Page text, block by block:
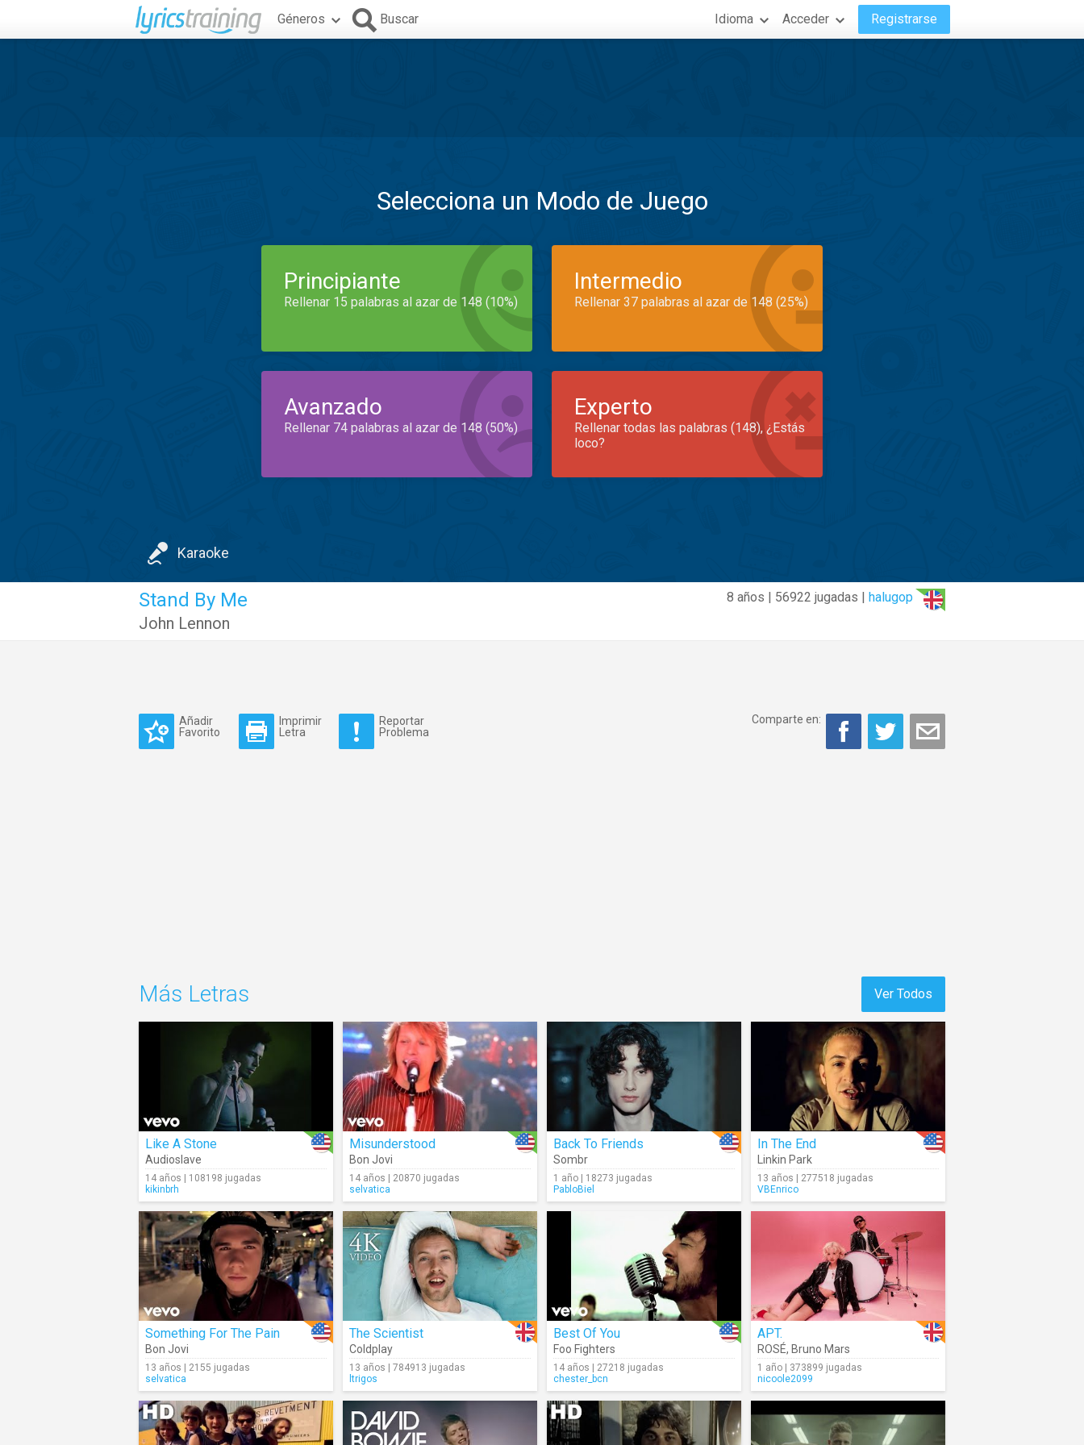
Géneros Buscar Idioma Acceder Registrarse
Selecciona un Modo de Juego
Principiante
Rellenar 15 palabras al azar de 148 (10%)
Intermedio
Rellenar 37 palabras al azar de 148 (25%)
Avanzado
Rellenar 74 palabras al azar de 148 (50%)
Experto
Rellenar todas las palabras (148), ¿Estás
loco?
Karaoke
8 años | 56922 jugadas | halugop
Stand By Me
John Lennon
Añadir
Favorito
Imprimir
Letra
Reportar
Problema
Comparte en:
Ver Todos
Más Letras
Like A Stone
Audioslave
14 años | 108198 jugadas
kikinbrh
Misunderstood
Bon Jovi
14 años | 20870 jugadas
selvatica
Back To Friends
Sombr
1 año | 18273 jugadas
PabloBiel
In The End
Linkin Park
13 años | 277518 jugadas
VBEnrico
Something For The Pain
Bon Jovi
13 años | 2155 jugadas
selvatica
The Scientist
Coldplay
13 años | 784913 jugadas
ltrigos
Best Of You
Foo Fighters
14 años | 27218 jugadas
chester_bcn
APT.
ROSÉ, Bruno Mars
1 año | 373899 jugadas
nicoole2099